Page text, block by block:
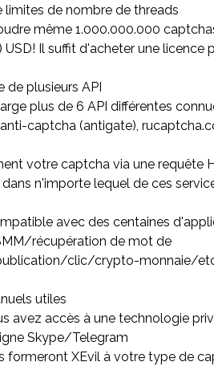
limites de nombre de threads
même 1.000.000.000
USD! Il suffit d'acheter une licence
de plusieurs API
plus de 6 API différentes
captcha (antigate),
votre captcha via une requête
n'importe lequel de ces
avec des centaines
récupération de mot de
clic/crypto-monnaie/
utiles
avez accès à une technologie
Skype/Telegram
formeront XEvil à votre type de